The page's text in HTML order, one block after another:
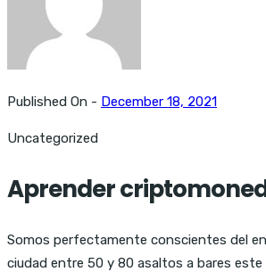
Published On - December 18, 2021
Uncategorized
Aprender
Somos perfectamente conscientes del
ciudad entre 50 y 80 asaltos a bares